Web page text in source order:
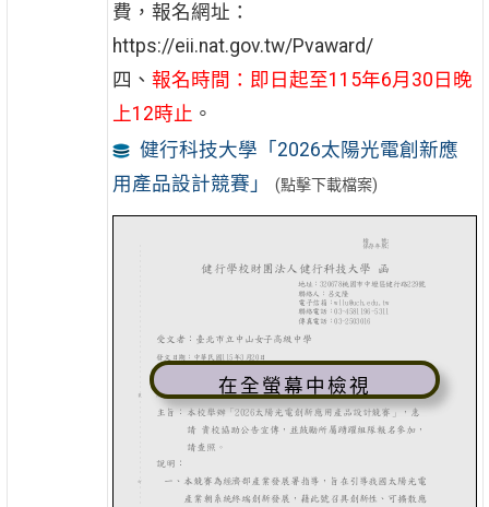
費，報名網址：
https://eii.nat.gov.tw/Pvaward/
四、 報名時間：即日起至115年6月30日晚
上12時止 。
健行科技大學「2026太陽光電創新應
用產品設計競賽」
(點擊下載檔案)
在全螢幕中檢視